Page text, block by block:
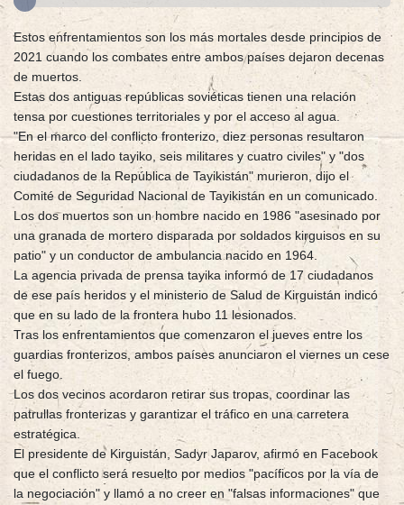
Estos enfrentamientos son los más mortales desde principios de
2021 cuando los combates entre ambos países dejaron decenas
de muertos.
Estas dos antiguas repúblicas soviéticas tienen una relación
tensa por cuestiones territoriales y por el acceso al agua.
"En el marco del conflicto fronterizo, diez personas resultaron
heridas en el lado tayiko, seis militares y cuatro civiles" y "dos
ciudadanos de la República de Tayikistán" murieron, dijo el
Comité de Seguridad Nacional de Tayikistán en un comunicado.
Los dos muertos son un hombre nacido en 1986 "asesinado por
una granada de mortero disparada por soldados kirguisos en su
patio" y un conductor de ambulancia nacido en 1964.
La agencia privada de prensa tayika informó de 17 ciudadanos
de ese país heridos y el ministerio de Salud de Kirguistán indicó
que en su lado de la frontera hubo 11 lesionados.
Tras los enfrentamientos que comenzaron el jueves entre los
guardias fronterizos, ambos países anunciaron el viernes un cese
el fuego.
Los dos vecinos acordaron retirar sus tropas, coordinar las
patrullas fronterizas y garantizar el tráfico en una carretera
estratégica.
El presidente de Kirguistán, Sadyr Japarov, afirmó en Facebook
que el conflicto será resuelto por medios "pacíficos por la vía de
la negociación" y llamó a no creer en "falsas informaciones" que